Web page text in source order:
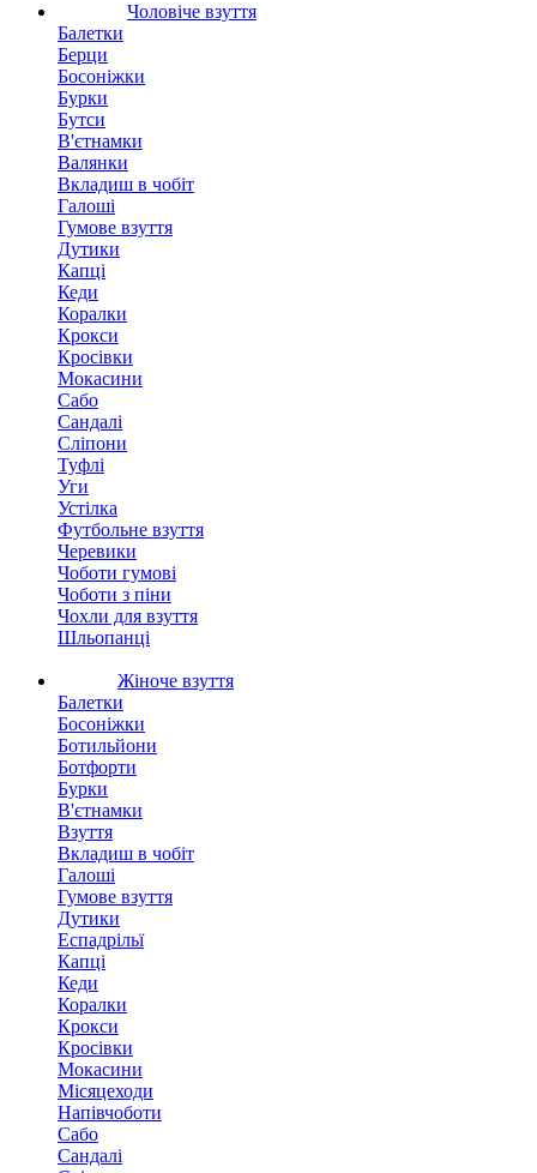
Чоловіче взуття
Балетки
Берци
Босоніжки
Бурки
Бутси
В'єтнамки
Валянки
Вкладиш в чобіт
Галоші
Гумове взуття
Дутики
Капці
Кеди
Коралки
Крокси
Кросівки
Мокасини
Сабо
Сандалі
Сліпони
Туфлі
Уги
Устілка
Футбольне взуття
Черевики
Чоботи гумові
Чоботи з піни
Чохли для взуття
Шльопанці
Жіноче взуття
Балетки
Босоніжки
Ботильйони
Ботфорти
Бурки
В'єтнамки
Взуття
Вкладиш в чобіт
Галоші
Гумове взуття
Дутики
Еспадрільї
Капці
Кеди
Коралки
Крокси
Кросівки
Мокасини
Місяцеходи
Напівчоботи
Сабо
Сандалі